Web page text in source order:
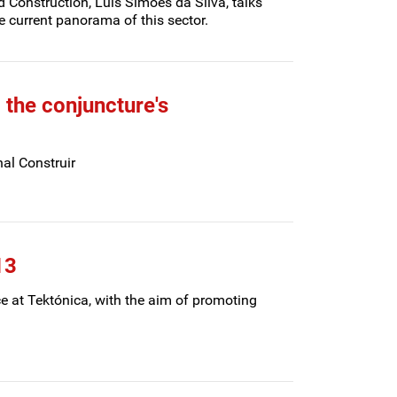
current panorama of this sector.
conjuncture's
Construir
at Tektónica, with the aim of promoting